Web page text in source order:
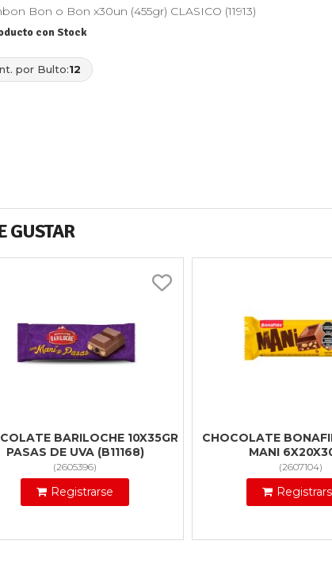
Bon o Bon x30un (455gr) CLASICO (11913)
con Stock
por Bulto:12
GUSTAR
BARILOCHE 10X35GR
PASAS DE UVA (B11168)
(2605396)
Registrarse
CHOCOLATE
MANI
(2607104)